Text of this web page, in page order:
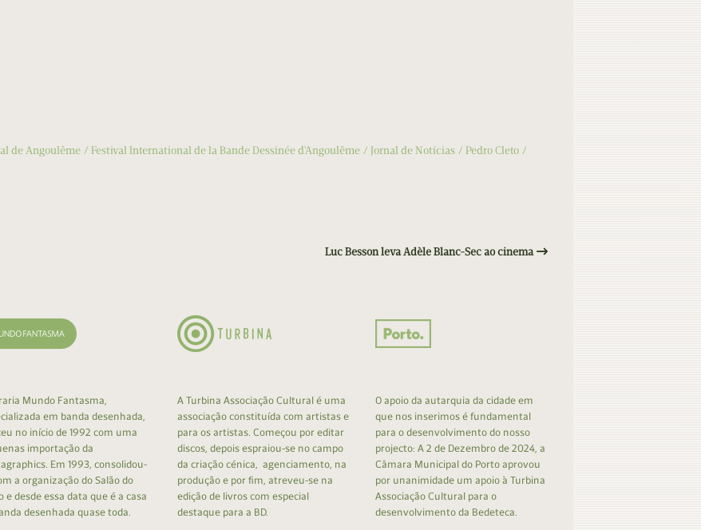
de Angoulême Festival International de la Bande Dessinée d'Angoulême Jornal de Notícias
Pedro Cleto
Luc Besson leva Adèle Blanc-Sec ao cinema
Mundo Fantasma,
em banda desenhada,
no início de 1992 com uma
importação da
Em 1993, consolidou-
a organização do Salão do
e desde essa data que é a casa
desenhada quase toda.
A Turbina Associação Cultural é uma
associação constituída com artistas e
para os artistas. Começou por editar
discos, depois espraiou-se no campo
da criação cénica, agenciamento, na
produção e por fim, atreveu-se na
edição de livros com especial
destaque para a BD.
O apoio da autarquia da cidade em
que nos inserimos é fundamental
para o desenvolvimento do nosso
projecto: A 2 de Dezembro de 2024, a
Câmara Municipal do Porto aprovou
por unanimidade um apoio à Turbina
Associação Cultural para o
desenvolvimento da Bedeteca.